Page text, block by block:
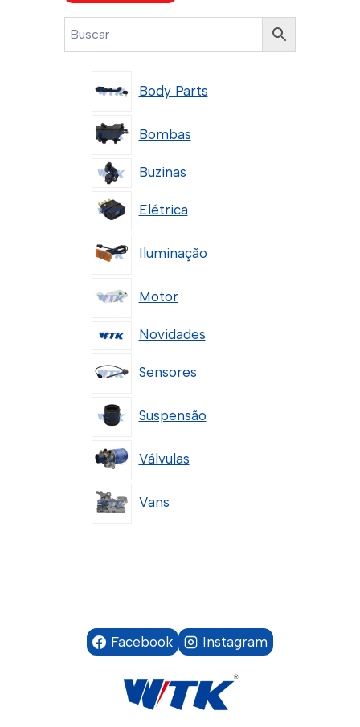
Body Parts
Bombas
Buzinas
Elétrica
Iluminação
Motor
Novidades
Sensores
Suspensão
Válvulas
Vans
Facebook Instagram